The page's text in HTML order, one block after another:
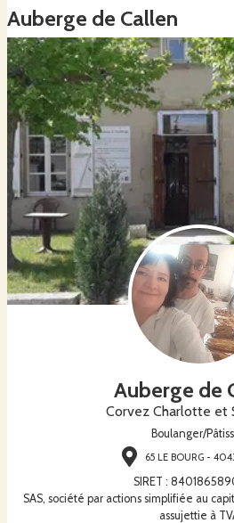
Auberge de Callen
Auberge de
Corvez Charlotte et
Boulanger/
65 LE BOURG -
SIRET :
SAS, société par actions simplifiée au
assujettie à